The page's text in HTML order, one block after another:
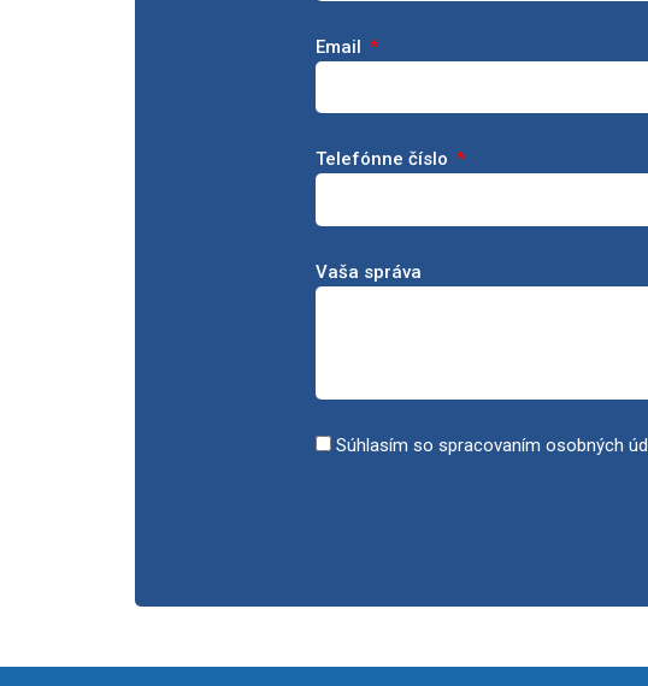
Email
Telefónne číslo
Vaša správa
Súhlasím so spracovaním osobných